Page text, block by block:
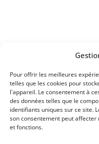
Pour offrir les meilleures
telles que les cookies pour
l'appareil. Le consentement à
des données telles que le
identifiants uniques sur ce site.
son consentement peut
et fonctions.